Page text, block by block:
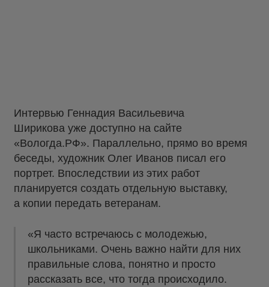
Интервью Геннадия Васильевича
Ширикова уже доступно на сайте
«Вологда.РФ». Параллельно, прямо во время
беседы, художник Олег Иванов писал его
портрет. Впоследствии из этих работ
планируется создать отдельную выставку,
а копии передать ветеранам.
«Я часто встречаюсь с молодежью,
школьниками. Очень важно найти для них
правильные слова, понятно и просто
рассказать все, что тогда происходило.